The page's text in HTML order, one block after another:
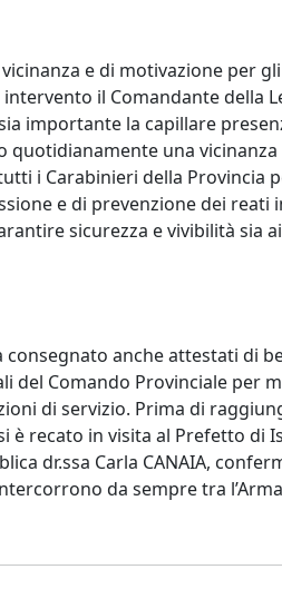
e di motivazione per
il Comandante della
importante la capillare
una
i Carabinieri della Provincia
e di prevenzione dei reati
sicurezza e vivibilità sia
consegnato anche attestati di
del Comando Provinciale per
di servizio. Prima di
è recato in visita al Prefetto di
dr.ssa Carla CANAIA,
da sempre tra